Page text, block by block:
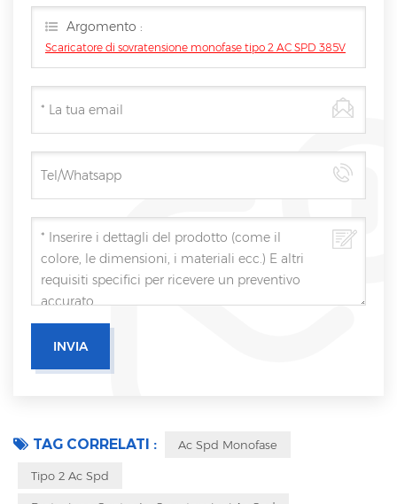
Argomento :
Scaricatore di sovratensione monofase tipo 2 AC SPD 385V
TAG CORRELATI : Ac Spd Monofase
Tipo 2 Ac Spd